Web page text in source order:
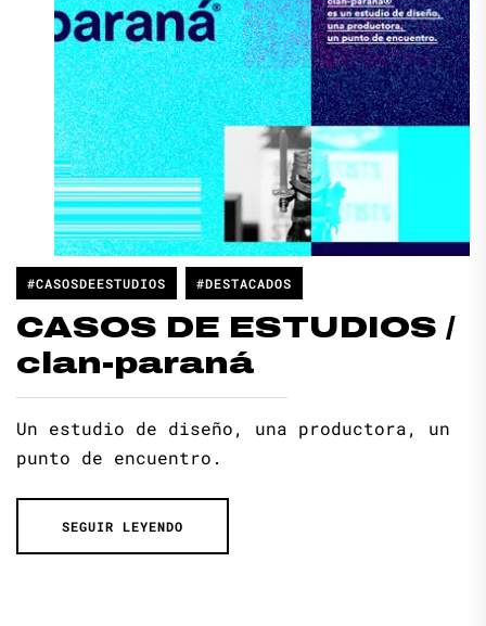
#CASOSDEESTUDIOS #DESTACADOS
CASOS DE ESTUDIOS /
clan-paraná
Un estudio de diseño, una productora, un
punto de encuentro.
SEGUIR LEYENDO